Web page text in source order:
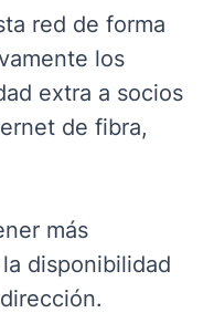
red de forma
los
extra a socios
de fibra,
más
disponibilidad